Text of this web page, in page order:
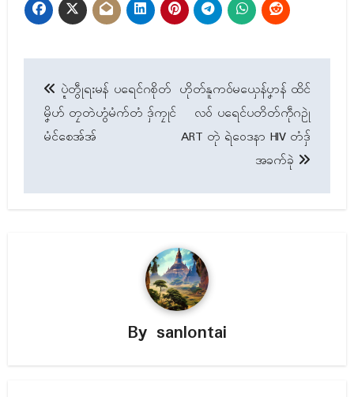
Post
navigation
ပ္ဍဲတွဵုရးမန် ပရေင်ဂစိုတ်
မၞိဟ် တၠတဲဟွံမံက်တံ ဒှ်ကၠုင်
မံင်စေအ်အ်
ဟိုတ်နူကဝ်မယှေန်ပၞာန် ထိင်
လဝ် ပရေင်ပတိတ်ကဵုဂဥုဲ
ART တုဲ ရဲဝေဒနာ HIV တံဒှ်
အခက်ခုဲ
By sanlontai